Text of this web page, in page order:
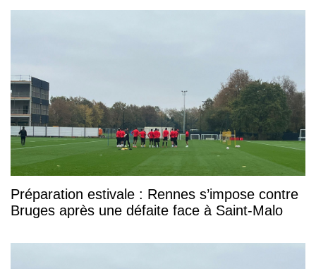
Préparation estivale : Rennes s’impose contre
Bruges après une défaite face à Saint-Malo